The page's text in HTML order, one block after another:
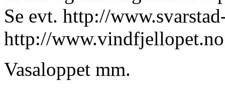
Se evt. http://
http://
Vasaloppet mm.